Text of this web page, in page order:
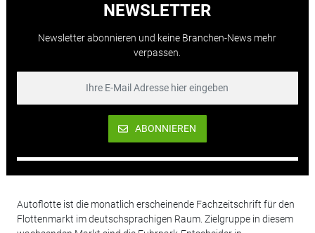
NEWSLETTER
Newsletter abonnieren und keine Branchen-News mehr
verpassen.
ABONNIEREN
Autoflotte ist die monatlich erscheinende Fachzeitschrift für den
Flottenmarkt im deutschsprachigen Raum. Zielgruppe in diesem